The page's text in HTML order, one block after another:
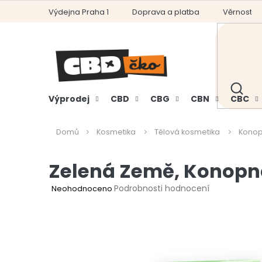
Výdejna Praha 1 Doprava a platba Věrnostní
HLEDAT
Výprodej CBD CBG CBN CBC
Domů Kosmetika Tělová kosmetika
Zelená Země,
Průměrné
Neohodnoceno Podrobnosti hodnocení